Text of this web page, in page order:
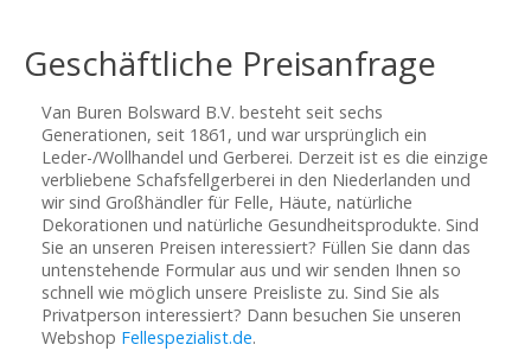
Geschäftliche Preisanfrage
Van Buren Bolsward B.V. besteht seit sechs
Generationen, seit 1861, und war ursprünglich ein
Leder-/Wollhandel und Gerberei. Derzeit ist es die einzige
verbliebene Schafsfellgerberei in den Niederlanden und
wir sind Großhändler für Felle, Häute, natürliche
Dekorationen und natürliche Gesundheitsprodukte. Sind
Sie an unseren Preisen interessiert? Füllen Sie dann das
untenstehende Formular aus und wir senden Ihnen so
schnell wie möglich unsere Preisliste zu. Sind Sie als
Privatperson interessiert? Dann besuchen Sie unseren
Webshop Fellespezialist.de.